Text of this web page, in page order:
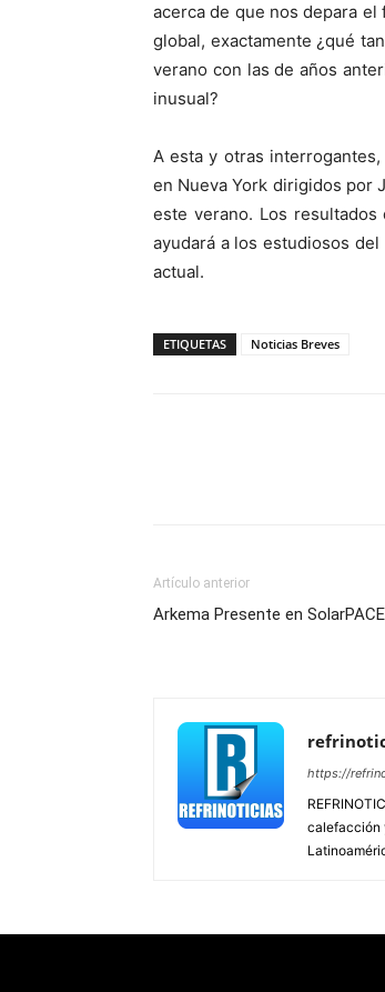
acerca de que nos depara
global, exactamente ¿qué
verano con las de años
inusual?
A esta y otras
en Nueva York dirigidos por
este verano. Los
ayudará a los estudiosos
actual.
ETIQUETAS Noticias Breves
Artículo anterior
Arkema Presente en
https://
calefacción